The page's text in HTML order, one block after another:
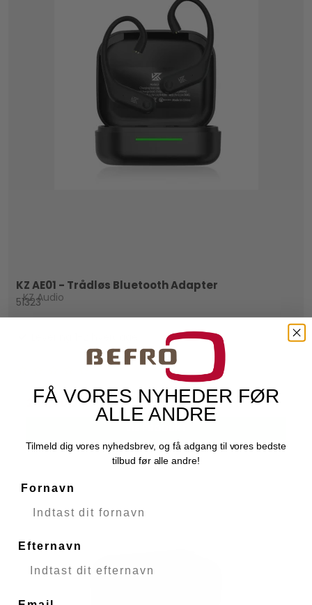
KZ AE01 - Trådløs Bluetooth Adapter
KZ Audio
51323
249,00 DKK
FÅ VORES NYHEDER FØR
ALLE ANDRE
Tilmeld dig vores nyhedsbrev, og få adgang til vores bedste
tilbud før alle andre!
Fornavn
Efternavn